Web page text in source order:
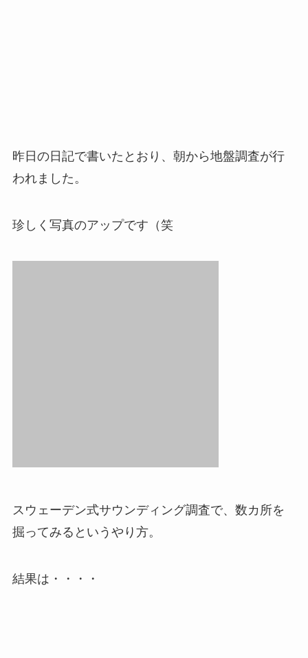
昨日の日記で書いたとおり、朝から地盤調査が行
われました。
珍しく写真のアップです（笑
スウェーデン式サウンディング調査で、数カ所を
掘ってみるというやり方。
結果は・・・・